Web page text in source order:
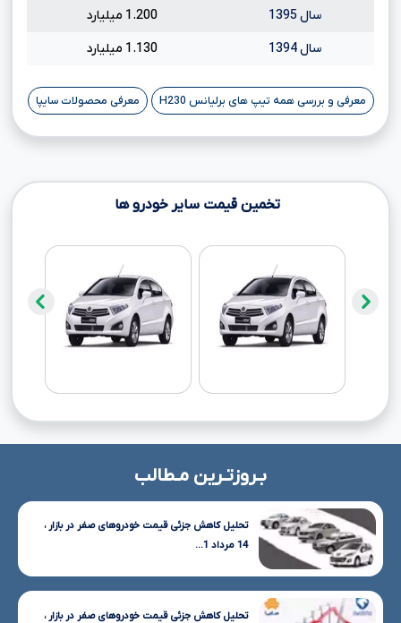
سال 1395
1.200 میلیارد
سال 1394
1.130 میلیارد
معرفی و بررسی همه تیپ های برلیانس H230 معرفی محصولات سایپا
تخمین قیمت سایر خودرو ها
بـروزتـرین مـطالب
تحلیل کاهش جزئی قیمت خودروهای صفر در بازار ،
14 مرداد 1...
تحلیل کاهش جزئی قیمت خودروهای صفر در بازار ،